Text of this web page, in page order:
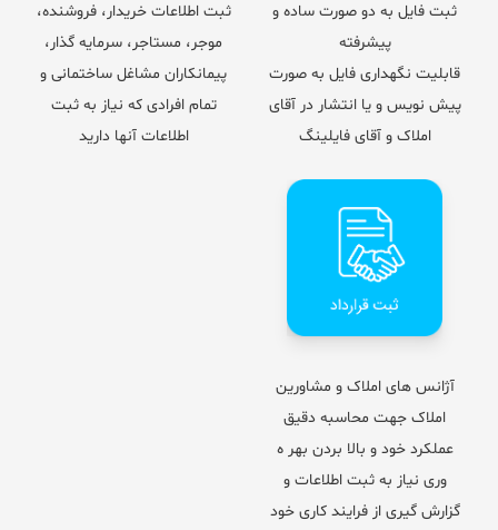
ثبت فایل به دو صورت ساده و
پیشرفته
قابلیت نگهداری فایل به صورت
پیش نویس و یا انتشار در آقای
املاک و آقای فایلینگ
ثبت اطلاعات خریدار، فروشنده،
موجر، مستاجر، سرمایه گذار،
پیمانکاران مشاغل ساختمانی و
تمام افرادی که نیاز به ثبت
اطلاعات آنها دارید
آژانس های املاک و مشاورین
املاک جهت محاسبه دقیق
عملکرد خود و بالا بردن بهر ه
وری نیاز به ثبت اطلاعات و
گزارش گیری از فرایند کاری خود